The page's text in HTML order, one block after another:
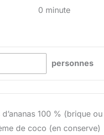
0 minute
personnes
d’ananas 100 % (brique
de coco (en conserve)